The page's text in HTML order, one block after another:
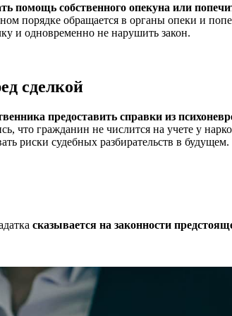
помощь собственного опекуна или
порядке обращается в органы опеки и
и одновременно не нарушить закон.
сделкой
предоставить справки из
что гражданин не числится на учете у
риски судебных разбирательств в будущем.
сказывается на законности